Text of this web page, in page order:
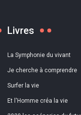
Livres
La Symphonie du vivant
Je cherche à comprendre
Surfer la vie
Et l'Homme créa la vie